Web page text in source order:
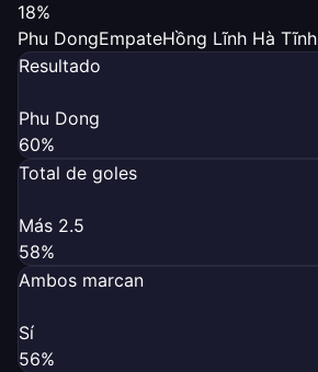
18%
Phu DongEmpateHồng Lĩnh Hà Tĩnh
Resultado
Phu Dong
60%
Total de goles
Más 2.5
58%
Ambos marcan
Sí
56%